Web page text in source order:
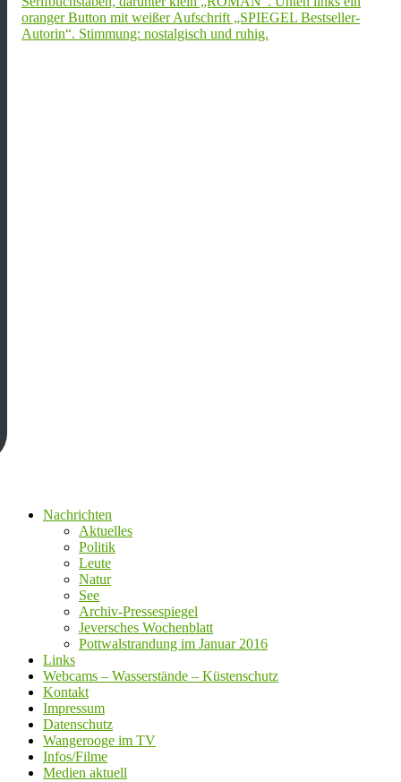
Nachrichten
Aktuelles
Politik
Leute
Natur
See
Archiv-Pressespiegel
Jeversches Wochenblatt
Pottwalstrandung im Januar 2016
Links
Webcams – Wasserstände – Küstenschutz
Kontakt
Impressum
Datenschutz
Wangerooge im TV
Infos/Filme
Medien aktuell